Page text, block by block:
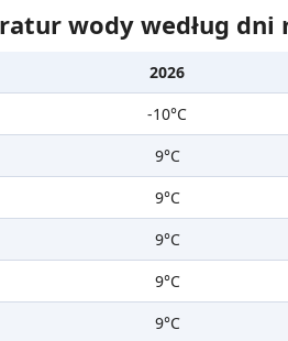
wody według dni
2026
-10°C
9°C
9°C
9°C
9°C
9°C